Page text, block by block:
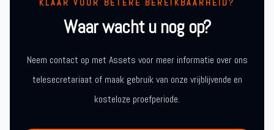
KLAAR VOOR BETERE BEREIKBAARHEID?
Waar wacht u nog op?
Neem contact op met Assets voor meer informatie over ons
telesecretariaat of maak gebruik van onze vrijblijvende en
kosteloze proefperiode.